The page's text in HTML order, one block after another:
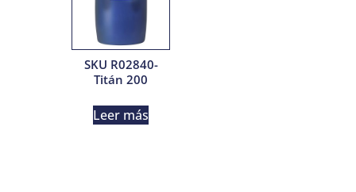
SKU R02840-
Titán 200
Leer más